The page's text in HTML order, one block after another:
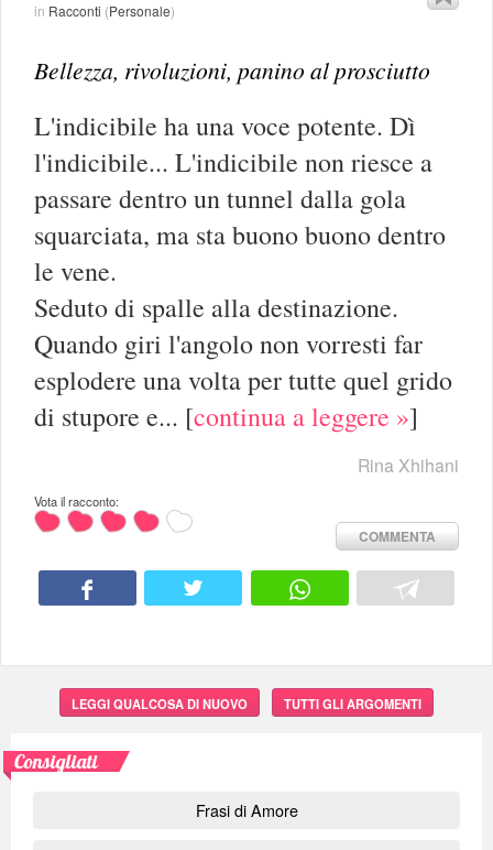
in Racconti (Personale)
Bellezza, rivoluzioni, panino al prosciutto
L'indicibile ha una voce potente. Dì
l'indicibile... L'indicibile non riesce a
passare dentro un tunnel dalla gola
squarciata, ma sta buono buono dentro
le vene.
Seduto di spalle alla destinazione.
Quando giri l'angolo non vorresti far
esplodere una volta per tutte quel grido
di stupore e... [continua a leggere »]
Rina Xhihani
Vota il racconto:
COMMENTA
LEGGI QUALCOSA DI NUOVO TUTTI GLI ARGOMENTI
Consigliati
Frasi di Amore